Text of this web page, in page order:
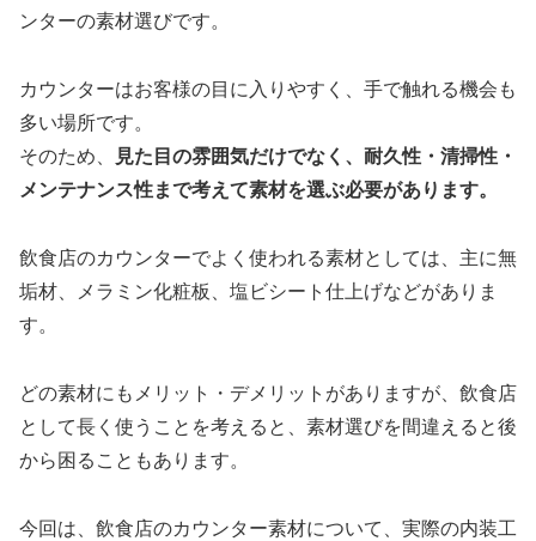
ンターの素材選びです。
カウンターはお客様の目に入りやすく、手で触れる機会も
多い場所です。
そのため、
見た目の雰囲気だけでなく、耐久性・清掃性・
メンテナンス性まで考えて素材を選ぶ必要があります。
飲食店のカウンターでよく使われる素材としては、主に無
垢材、メラミン化粧板、塩ビシート仕上げなどがありま
す。
どの素材にもメリット・デメリットがありますが、飲食店
として長く使うことを考えると、素材選びを間違えると後
から困ることもあります。
今回は、飲食店のカウンター素材について、実際の内装工